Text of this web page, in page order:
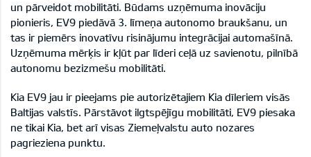
un pārveidot mobilitāti. Būdams uzņēmuma inovāciju
pionieris, EV9 piedāvā 3. līmeņa autonomo braukšanu, un
tas ir piemērs inovatīvu risinājumu integrācijai automašīnā.
Uzņēmuma mērķis ir kļūt par līderi ceļā uz savienotu, pilnībā
autonomu bezizmešu mobilitāti.
Kia EV9 jau ir pieejams pie autorizētajiem Kia dīleriem visās
Baltijas valstīs. Pārstāvot ilgtspējīgu mobilitāti, EV9 piesaka
ne tikai Kia, bet arī visas Ziemeļvalstu auto nozares
pagrieziena punktu.